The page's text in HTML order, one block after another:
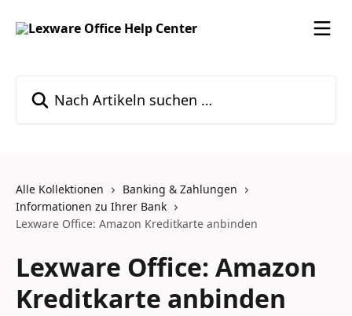
Alle Kollektionen
Banking & Zahlungen
Informationen zu Ihrer Bank
Lexware Office: Amazon Kreditkarte anbinden
Lexware Office: Amazon
Kreditkarte anbinden